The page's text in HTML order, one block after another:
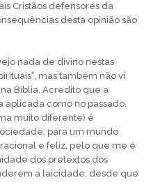
Cristãos defensores da
desta opinião são
nada de divino nestas
mas também não vi
Bíblia. Acredito que a
aplicada como no passado,
muito diferente) é
para um mundo
e feliz, pelo que me é
dos pretextos dos
a laicidade, desde que